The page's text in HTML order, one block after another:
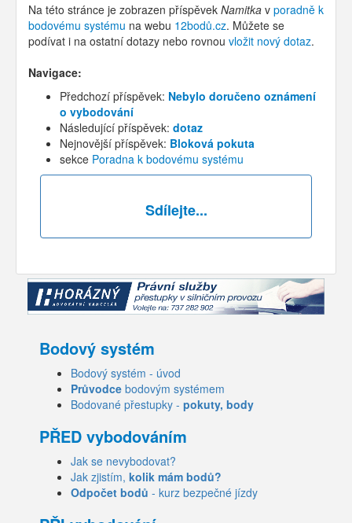
Na této stránce je zobrazen příspěvek Namitka v poradně k
bodovému systému na webu 12bodů.cz. Můžete se
podívat i na ostatní dotazy nebo rovnou vložit nový dotaz.
Navigace:
Předchozí příspěvek: Nebylo doručeno oznámení
o vybodování
Následující příspěvek: dotaz
Nejnovější příspěvek: Bloková pokuta
sekce Poradna k bodovému systému
Sdílejte...
Bodový systém
Bodový systém - úvod
Průvodce bodovým systémem
Bodované přestupky - pokuty, body
PŘED vybodováním
Jak se nevybodovat?
Jak zjistím, kolik mám bodů?
Odpočet bodů - kurz bezpečné jízdy